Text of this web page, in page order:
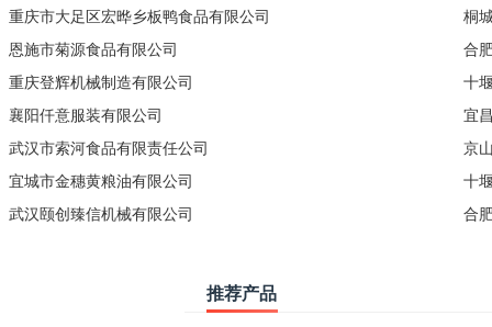
重庆市大足区宏晔乡板鸭食品有限公司
恩施市菊源食品有限公司
重庆登辉机械制造有限公司
襄阳仟意服装有限公司
武汉市索河食品有限责任公司
宜城市金穗黄粮油有限公司
武汉颐创臻信机械有限公司
桐
合
十
宜
京
十
合
推荐产品